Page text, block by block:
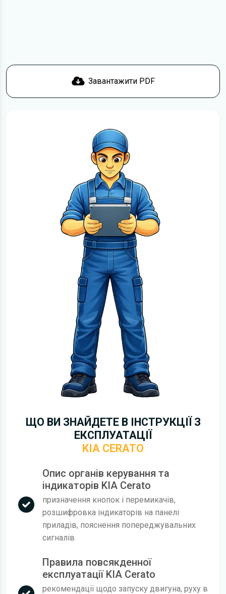
Завантажити PDF
ЩО ВИ ЗНАЙДЕТЕ В ІНСТРУКЦІЇ З
ЕКСПЛУАТАЦІЇ
KIA CERATO
Опис органів керування та
індикаторів KIA Cerato
призначення кнопок і перемикачів,
розшифровка індикаторів на панелі
приладів, пояснення попереджувальних
сигналів
Правила повсякденної
експлуатації KIA Cerato
рекомендації щодо запуску двигуна, руху в